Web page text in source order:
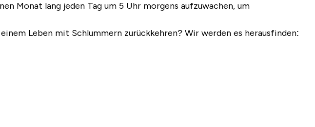
Monat lang jeden Tag um 5 Uhr morgens aufzuwachen, um
Leben mit Schlummern zurückkehren? Wir werden es herausfinden: